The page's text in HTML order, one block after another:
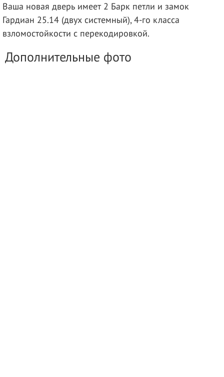
Ваша новая дверь имеет 2 Барк петли и замок
Гардиан 25.14 (двух системный), 4-го класса
взломостойкости с перекодировкой.
Дополнительные фото